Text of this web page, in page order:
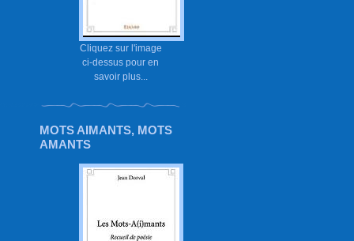
Cliquez sur l'image
ci-dessus pour en
savoir plus...
MOTS AIMANTS, MOTS
AMANTS